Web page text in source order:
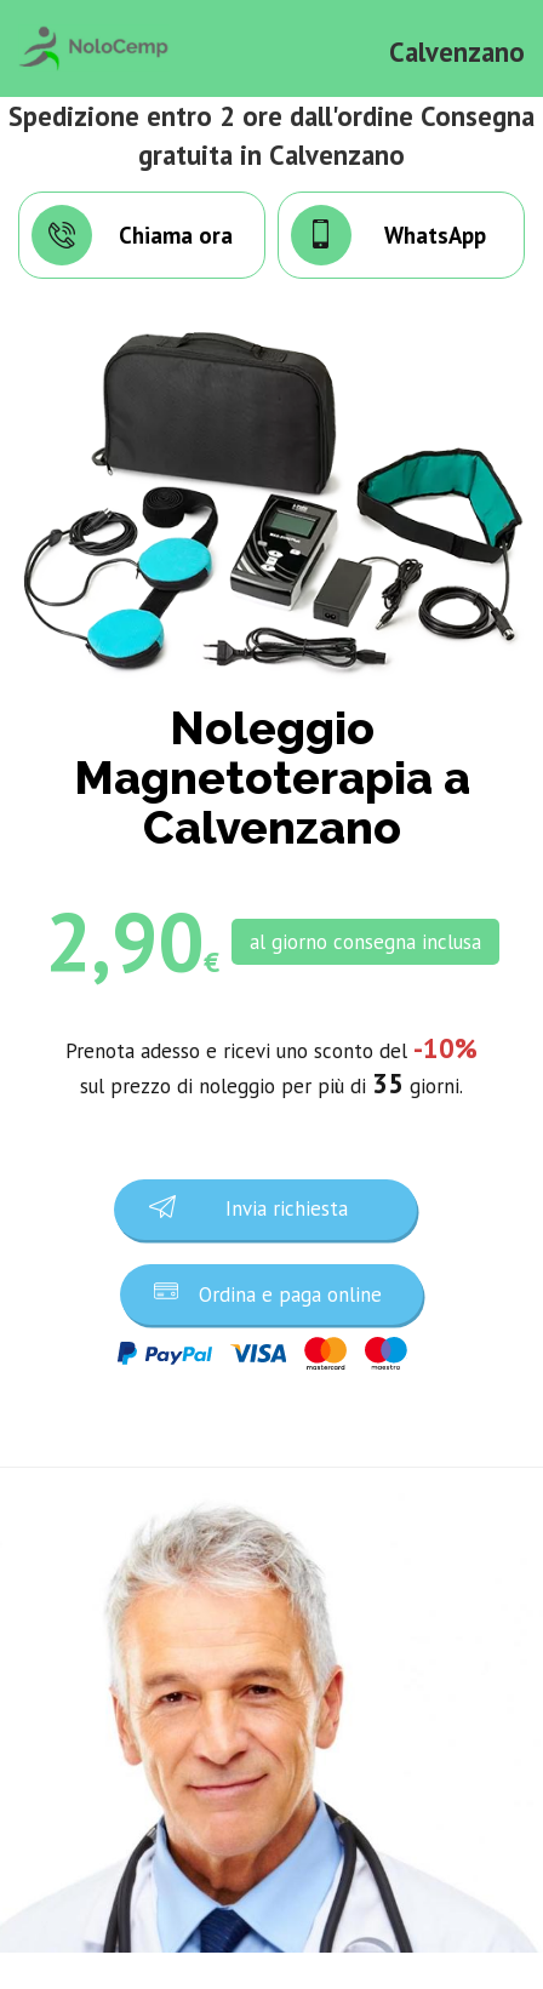
Calvenzano
Spedizione entro 2 ore dall'ordine Consegna
gratuita in Calvenzano
Chiama ora WhatsApp
Noleggio
Magnetoterapia a
Calvenzano
2,90€
al giorno consegna inclusa
Prenota adesso e ricevi uno sconto del -10%
sul prezzo di noleggio per più di 35 giorni.
Invia richiesta
Ordina e paga online